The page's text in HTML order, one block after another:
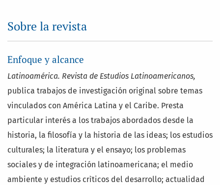
Sobre la revista
Enfoque y alcance
Latinoamérica. Revista de Estudios Latinoamericanos,
publica trabajos de investigación original sobre temas
vinculados con América Latina y el Caribe. Presta
particular interés a los trabajos abordados desde la
historia, la filosofía y la historia de las ideas; los estudios
culturales; la literatura y el ensayo; los problemas
sociales y de integración latinoamericana; el medio
ambiente y estudios crìticos del desarrollo; actualidad